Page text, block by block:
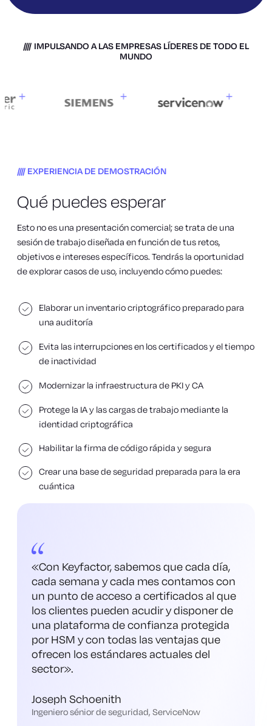
IMPULSANDO A LAS EMPRESAS LÍDERES DE TODO EL
MUNDO
EXPERIENCIA DE DEMOSTRACIÓN
Qué puedes esperar
Esto no es una presentación comercial; se trata de una
sesión de trabajo diseñada en función de tus retos,
objetivos e intereses específicos. Tendrás la oportunidad
de explorar casos de uso, incluyendo cómo puedes:
Elaborar un inventario criptográfico preparado para
una auditoría
Evita las interrupciones en los certificados y el tiempo
de inactividad
Modernizar la infraestructura de PKI y CA
Protege la IA y las cargas de trabajo mediante la
identidad criptográfica
Habilitar la firma de código rápida y segura
Crear una base de seguridad preparada para la era
cuántica
«Con Keyfactor, sabemos que cada día,
cada semana y cada mes contamos con
un punto de acceso a certificados al que
los clientes pueden acudir y disponer de
una plataforma de confianza protegida
por HSM y con todas las ventajas que
ofrecen los estándares actuales del
sector».
Joseph Schoenith
Ingeniero sénior de seguridad, ServiceNow